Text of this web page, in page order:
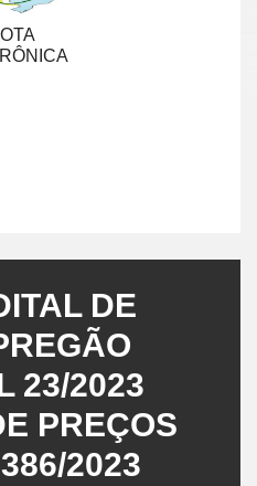
DE
23/2023
PREÇOS
2023